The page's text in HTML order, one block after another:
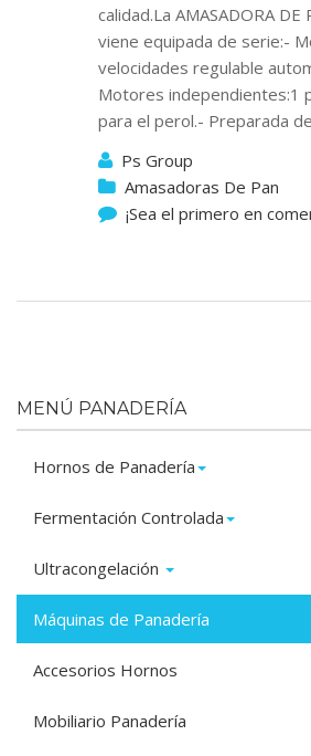
calidad.La AMASADORA DE
viene equipada de serie:-
velocidades regulable
Motores independientes:1
para el perol.- Preparada
Ps Group
Amasadoras De Pan
¡Sea el primero en
MENÚ PANADERÍA
Hornos de Panadería
Fermentación Controlada
Ultracongelación
Máquinas de Panadería
Accesorios Hornos
Mobiliario Panadería